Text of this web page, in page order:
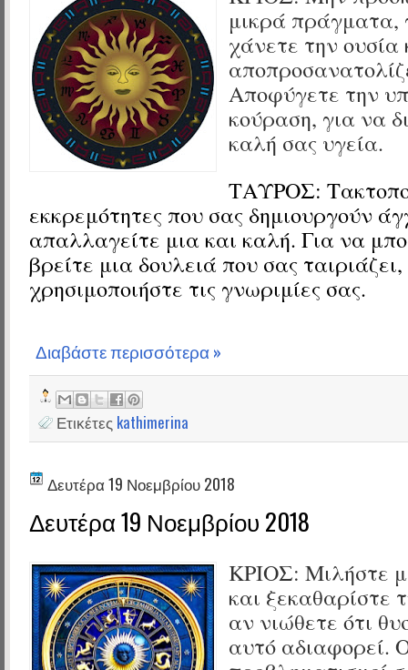
μικρά πράγματα,
χάνετε την ουσία
Αποφύγετε την
κούραση, για να
καλή σας υγεία.
ΤΑΥΡΟΣ:
εκκρεμότητες που σας δημιουργούν
απαλλαγείτε μια και καλή. Για να
βρείτε μια δουλειά που σας ταιριάζει,
χρησιμοποιήστε τις γνωριμίες σας.
Διαβάστε περισσότερα »
Ετικέτες kathimerina
Δευτέρα 19 Νοεμβρίου 2018
Δευτέρα 19 Νοεμβρίου 2018
ΚΡΙΟΣ: Μιλήστε
και ξεκαθαρίστε
αν νιώθετε ότι
αυτό αδιαφορεί.